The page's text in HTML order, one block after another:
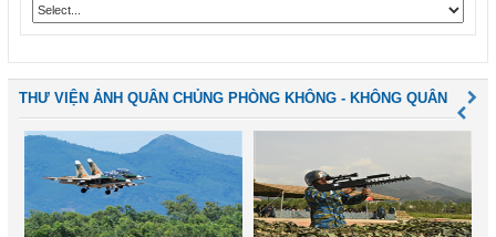
THƯ VIỆN ẢNH QUÂN CHỦNG PHÒNG KHÔNG - KHÔNG QUÂN